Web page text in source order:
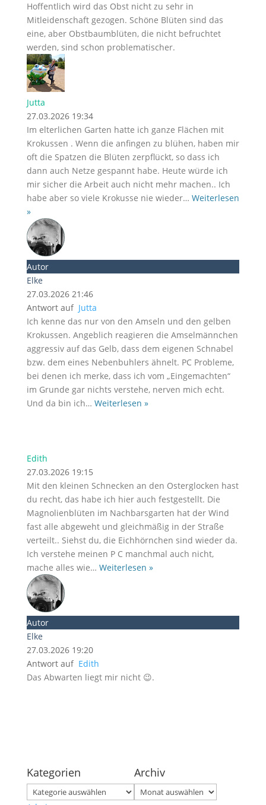
Hoffentlich wird das Obst nicht zu sehr in
Mitleidenschaft gezogen. Schöne Blüten sind das
eine, aber Obstbaumblüten, die nicht befruchtet
werden, sind schon problematischer.
Jutta
27.03.2026 19:34
Im elterlichen Garten hatte ich ganze Flächen mit
Krokussen . Wenn die anfingen zu blühen, haben mir
oft die Spatzen die Blüten zerpflückt, so dass ich
dann auch Netze gespannt habe. Heute würde ich
mir sicher die Arbeit auch nicht mehr machen.. Ich
habe aber so viele Krokusse nie wieder… Weiterlesen
»
Autor
Elke
27.03.2026 21:46
Antwort auf Jutta
Ich kenne das nur von den Amseln und den gelben
Krokussen. Angeblich reagieren die Amselmännchen
aggressiv auf das Gelb, dass dem eigenen Schnabel
bzw. dem eines Nebenbuhlers ähnelt. PC Probleme,
bei denen ich merke, dass ich vom „Eingemachten“
im Grunde gar nichts verstehe, nerven mich echt.
Und da bin ich… Weiterlesen »
Edith
27.03.2026 19:15
Mit den kleinen Schnecken an den Osterglocken hast
du recht, das habe ich hier auch festgestellt. Die
Magnolienblüten im Nachbarsgarten hat der Wind
fast alle abgeweht und gleichmäßig in der Straße
verteilt.. Siehst du, die Eichhörnchen sind wieder da.
Ich verstehe meinen P C manchmal auch nicht,
mache alles wie… Weiterlesen »
Autor
Elke
27.03.2026 19:20
Antwort auf Edith
Das Abwarten liegt mir nicht 😉.
Kategorien
Kategorien
Archiv
Archiv